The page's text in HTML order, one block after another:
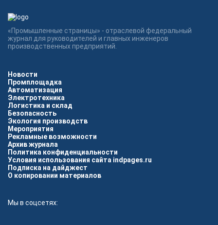
Новости
Промплощадка
Автоматизация
Электротехника
Логистика и склад
Безопасность
Экология производств
Мероприятия
Рекламные возможности
Архив журнала
Политика конфиденциальности
Условия использования сайта indpages.ru
Подписка на дайджест
О копировании материалов
Мы в соцсетях:
«Промышленные страницы» - отраслевой федеральный
журнал для руководителей и главных инженеров
производственных предприятий.